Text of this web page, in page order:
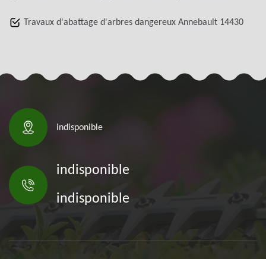
Travaux d'abattage d'arbres dangereux Annebault 14430
indisponible
indisponible
indisponible